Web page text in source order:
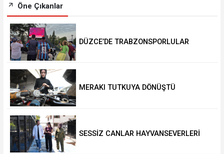
Öne Çıkanlar
DÜZCE’DE TRABZONSPORLULAR
MERAKI TUTKUYA DÖNÜŞTÜ
SESSİZ CANLAR HAYVANSEVERLERİ